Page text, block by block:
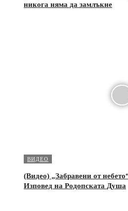
никога няма да замлъкне
ВИДЕО
(Видео) „Забравени от
Изповед на Родопската Душа